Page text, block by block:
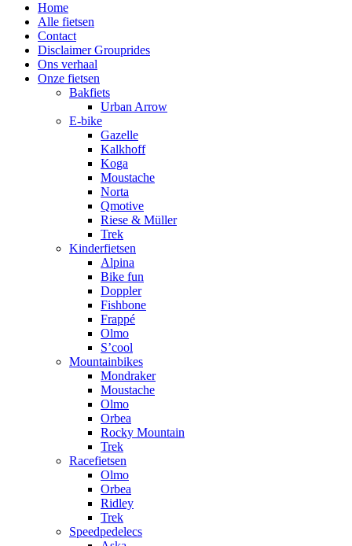
Home
Alle fietsen
Contact
Disclaimer Grouprides
Ons verhaal
Onze fietsen
Bakfiets
Urban Arrow
E-bike
Gazelle
Kalkhoff
Koga
Moustache
Norta
Qmotive
Riese & Müller
Trek
Kinderfietsen
Alpina
Bike fun
Doppler
Fishbone
Frappé
Olmo
S’cool
Mountainbikes
Mondraker
Moustache
Olmo
Orbea
Rocky Mountain
Trek
Racefietsen
Olmo
Orbea
Ridley
Trek
Speedpedelecs